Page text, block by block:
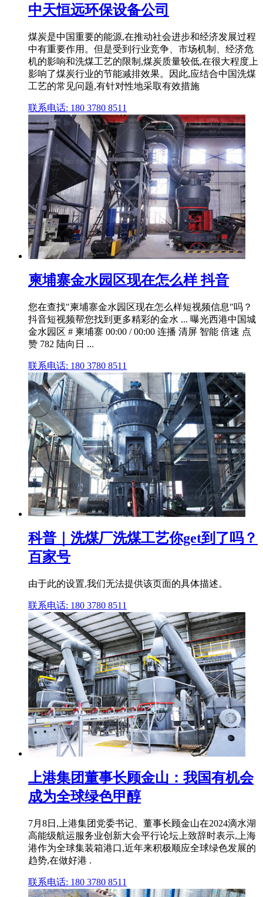
中天恒远环保设备公司
煤炭是中国重要的能源,在推动社会进步和经济发展过程
中有重要作用。但是受到行业竞争、市场机制、经济危
机的影响和洗煤工艺的限制,煤炭质量较低,在很大程度上
影响了煤炭行业的节能减排效果。因此,应结合中国洗煤
工艺的常见问题,有针对性地采取有效措施
联系电话: 180 3780 8511
柬埔寨金水园区现在怎么样 抖音
您在查找"柬埔寨金水园区现在怎么样短视频信息"吗？
抖音短视频帮您找到更多精彩的金水 ... 曝光西港中国城
金水园区 # 柬埔寨 00:00 / 00:00 连播 清屏 智能 倍速 点
赞 782 陆向日 ...
联系电话: 180 3780 8511
科普｜洗煤厂洗煤工艺你get到了吗？
百家号
由于此的设置,我们无法提供该页面的具体描述。
联系电话: 180 3780 8511
上港集团董事长顾金山：我国有机会
成为全球绿色甲醇
7月8日,上港集团党委书记、董事长顾金山在2024滴水湖
高能级航运服务业创新大会平行论坛上致辞时表示,上海
港作为全球集装箱港口,近年来积极顺应全球绿色发展的
趋势,在做好港 .
联系电话: 180 3780 8511